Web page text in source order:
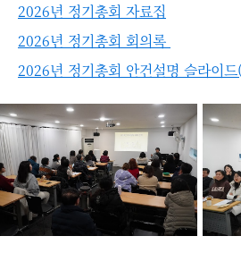
2026년 정기총회 자료집
2026년 정기총회 회의록
2026년 정기총회 안건설명 슬라이